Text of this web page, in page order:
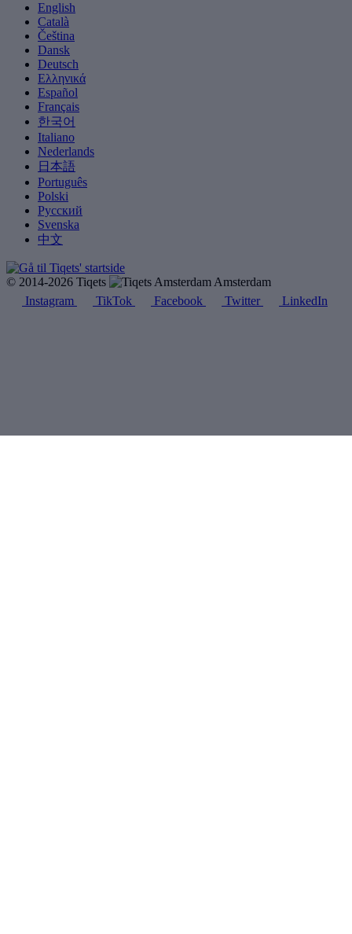
English
Català
Čeština
Dansk
Deutsch
Ελληνικά
Español
Français
한국어
Italiano
Nederlands
日本語
Português
Polski
Русский
Svenska
中文
© 2014-2026 Tiqets
Amsterdam
Instagram
TikTok Facebook Twitter LinkedIn